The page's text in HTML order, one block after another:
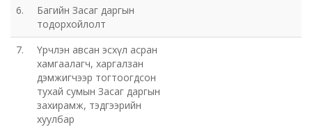
6.
Багийн Засаг даргын
тодорхойлолт
7.
Үрчлэн авсан эсхүл асран
хамгаалагч, харгалзан
дэмжигчээр тогтоогдсон
тухай сумын Засаг даргын
захирамж, тэдгээрийн
хуулбар